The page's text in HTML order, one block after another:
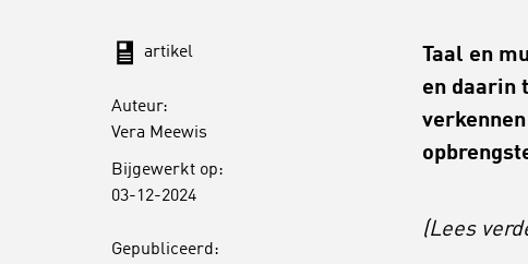
artikel
Auteur:
Vera Meewis
Bijgewerkt op:
03-12-2024
Gepubliceerd:
Taal en
en daarin
(Lees